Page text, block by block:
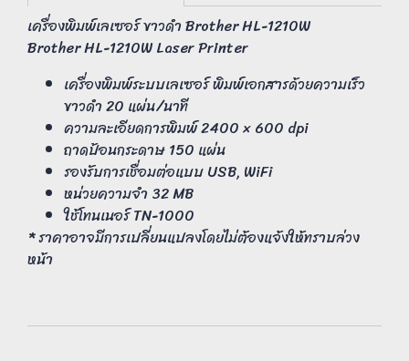
เครื่องพิมพ์เลเซอร์ ขาวดำ Brother HL-1210W
Brother HL-1210W Laser Printer
เครื่องพิมพ์ระบบเลเซอร์ พิมพ์เอกสารด้วยความเร็ว
ขาวดำ 20 แผ่น/นาที
ความละเอียดการพิมพ์ 2400 × 600 dpi
ถาดป้อนกระดาษ 150 แผ่น
รองรับการเชื่อมต่อแบบ USB, WiFi
หน่วยความจำ 32 MB
ใช้โทนเนอร์ TN-1000
* ราคาอาจมีการเปลี่ยนแปลงโดยไม่ต้องแจ้งให้ทราบล่วง
หน้า